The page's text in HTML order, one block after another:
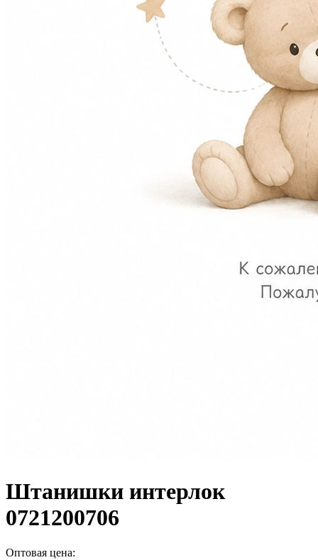
Штанишки интерлок
0721200706
Оптовая цена: